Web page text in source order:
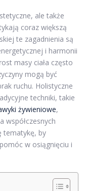
ale także
coraz większą
te zagadnienia są
i harmonii
masy ciała często
mogą być
ruchu. Holistyczne
techniki, takie
żywieniowe,
współczesnych
tematykę, by
w osiągnięciu i